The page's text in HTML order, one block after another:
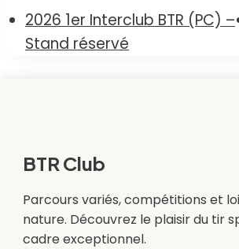
2026 1er Interclub BTR (PC) –
Stand réservé
BTR Club
Parcours variés, compétitions et
nature. Découvrez le plaisir du tir
cadre exceptionnel.